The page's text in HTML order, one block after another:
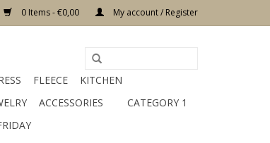
0 Items - €0,00 My account / Register
FLEECE
KITCHEN
ACCESSORIES
CATEGORY 1